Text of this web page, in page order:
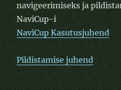
navigeerimiseks ja
NaviCup-i
NaviCup Kasutusjuhend
Pildistamise juhend